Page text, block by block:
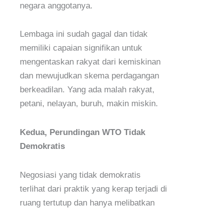
negara anggotanya.
Lembaga ini sudah gagal dan tidak
memiliki capaian signifikan untuk
mengentaskan rakyat dari kemiskinan
dan mewujudkan skema perdagangan
berkeadilan. Yang ada malah rakyat,
petani, nelayan, buruh, makin miskin.
Kedua, Perundingan WTO Tidak
Demokratis
Negosiasi yang tidak demokratis
terlihat dari praktik yang kerap terjadi di
ruang tertutup dan hanya melibatkan